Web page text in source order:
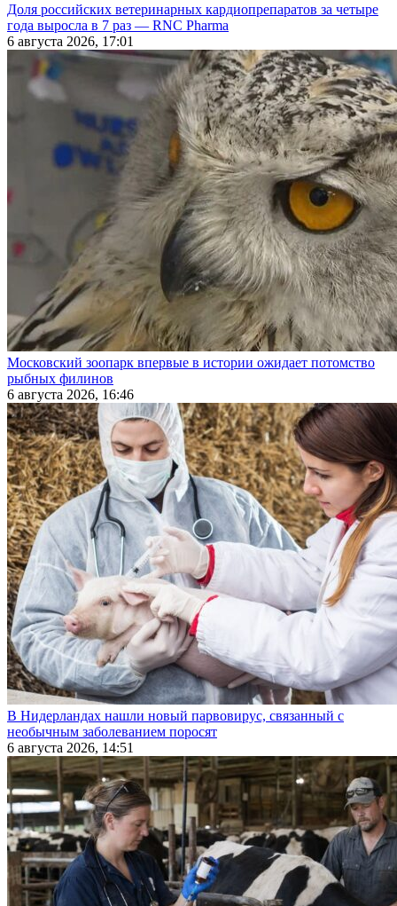
Доля российских ветеринарных кардиопрепаратов за четыре
года выросла в 7 раз — RNC Pharma
6 августа 2026, 17:01
Московский зоопарк впервые в истории ожидает потомство
рыбных филинов
6 августа 2026, 16:46
В Нидерландах нашли новый парвовирус, связанный с
необычным заболеванием поросят
6 августа 2026, 14:51